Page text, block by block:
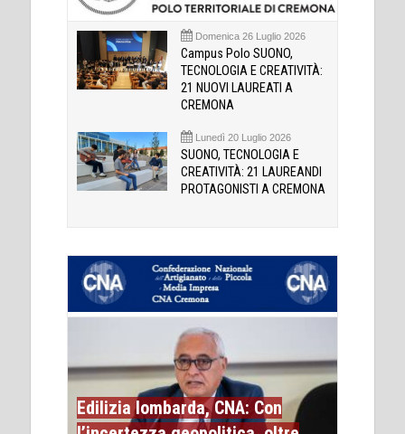
Domenica 26 Luglio 2026
Campus Polo SUONO,
TECNOLOGIA E CREATIVITÀ:
21 NUOVI LAUREATI A
CREMONA
Lunedì 20 Luglio 2026
SUONO, TECNOLOGIA E
CREATIVITÀ: 21 LAUREANDI
PROTAGONISTI A CREMONA
Edilizia lombarda, CNA: Con